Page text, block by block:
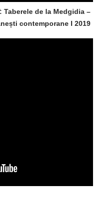
Taberele de la Medgidia –
contemporane I 2019